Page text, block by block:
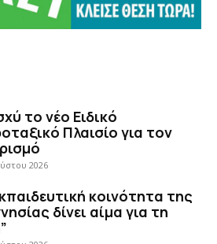
το νέο Ειδικό
Πλαισίο για τον
2026
κοινότητα της
δίνει αίμα για τη